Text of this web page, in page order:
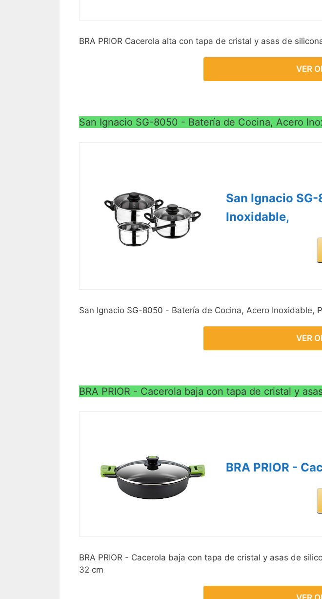
BRA PRIOR Cacerola alta con tapa de cristal y asas de
VER
San Ignacio SG-8050 - Batería de Cocina, Acero
San Ignacio
Inoxidable,
San Ignacio SG-8050 - Batería de Cocina, Acero Inoxidable,
VER
BRA PRIOR - Cacerola baja con tapa de cristal y
BRA PRIOR -
BRA PRIOR - Cacerola baja con tapa de cristal y asas de
32 cm